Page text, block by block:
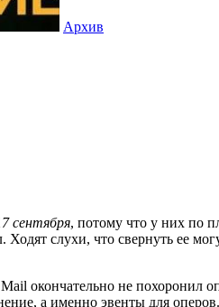
Архив
сентября, потому что у них по
Ходят слухи, что свернуть ее
окончательно не похоронил
а именно эвенты для